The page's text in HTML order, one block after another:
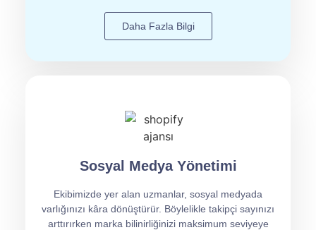
Daha Fazla Bilgi
Sosyal Medya Yönetimi
Ekibimizde yer alan uzmanlar, sosyal medyada
varlığınızı kâra dönüştürür. Böylelikle takipçi sayınızı
arttırırken marka bilinirliğinizi maksimum seviyeye